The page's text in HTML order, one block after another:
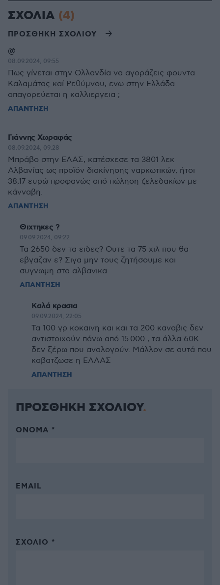
ΣΧΟΛΙΑ (4)
ΠΡΟΣΘΗΚΗ ΣΧΟΛΙΟΥ
@
08.09.2024, 09:55
Πως γίνεται στην Ολλανδία να αγοράζεις φουντα
Καλαμάτας καί Ρεθύμνου, ενω στην Ελλάδα
απαγορεύεται η καλλιεργεια ;
ΑΠΑΝΤΗΣΗ
Γιάννης Χωραφάς
08.09.2024, 09:28
Μπράβο στην ΕΛΑΣ, κατέσχεσε τα 3801 λεκ
Αλβανίας ως προϊόν διακίνησης ναρκωτικών, ήτοι
38,17 ευρώ προφανώς από πώληση ζελεδακίων με
κάνναβη.
ΑΠΑΝΤΗΣΗ
Θιχτηκες ?
09.09.2024, 09:22
Τα 2650 δεν τα ειδες? Ουτε τα 75 χιλ που θα
εβγαζαν ε? Σιγα μην τους ζητήσουμε και
συγνωμη στα αλβανικα
ΑΠΑΝΤΗΣΗ
Καλά κρασια
09.09.2024, 22:05
Τα 100 γρ κοκαινη και και τα 200 καναβις δεν
αντιστοιχούν πάνω από 15.000 , τα άλλα 60Κ
δεν ξέρω που αναλογούν. Μάλλον σε αυτά που
καβατζωσε η ΕΛΛΑΣ
ΑΠΑΝΤΗΣΗ
ΠΡΟΣΘΗΚΗ ΣΧΟΛΙΟΥ
ΌΝΟΜΑ *
EMAIL
ΣΧΌΛΙΟ *